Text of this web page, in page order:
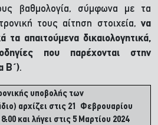
βαθμολογία, σύμφωνα με τα
τους αίτηση στοιχεία, να
τα απαιτούμενα δικαιολογητικά,
που παρέχονται στην
Β΄).
υποβολής των
αρχίζει στις 21 Φεβρουαρίου
και λήγει στις 5 Μαρτίου 2024